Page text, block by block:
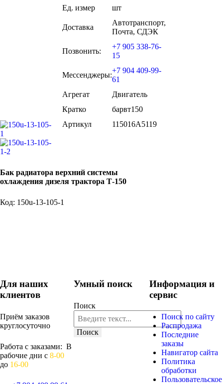
Ед. измер шт
Доставка
Автотранспорт,
Почта, СДЭК
Позвонить:
+7 905 338-76-
15
Мессенджеры:
+7 904 409-99-
61
Агрегат
Двигатель
Кратко
барвт150
Артикул
115016A5119
Бак радиатора верхний системы
охлаждения дизеля трактора Т-150
Код: 150u-13-105-1
Для наших
клиентов
Приём заказов
круглосуточно
Работа с заказами: В
рабочие дни с 8-00
до 16-00
Умный поиск
Поиск
Поиск
Информация и
сервис
Поиск по сайту
Распродажа
Последние
заказы
Навигатор сайта
Политика
обработки
Пользовательское